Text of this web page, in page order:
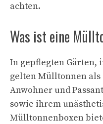
achten.
Was ist eine
In gepflegten Gärten,
gelten Mülltonnen als
Anwohner und
sowie ihrem
Mülltonnenboxen